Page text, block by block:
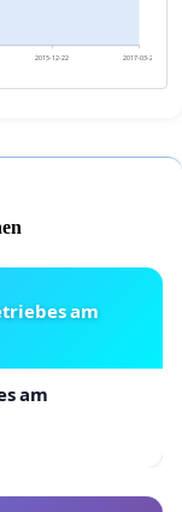
2015-12-22 2017-03-25
am
am